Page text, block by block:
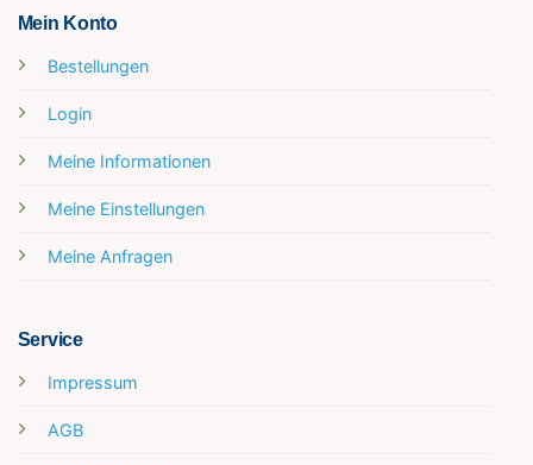
Mein Konto
Bestellungen
Login
Meine Informationen
Meine Einstellungen
Meine Anfragen
Service
Impressum
AGB